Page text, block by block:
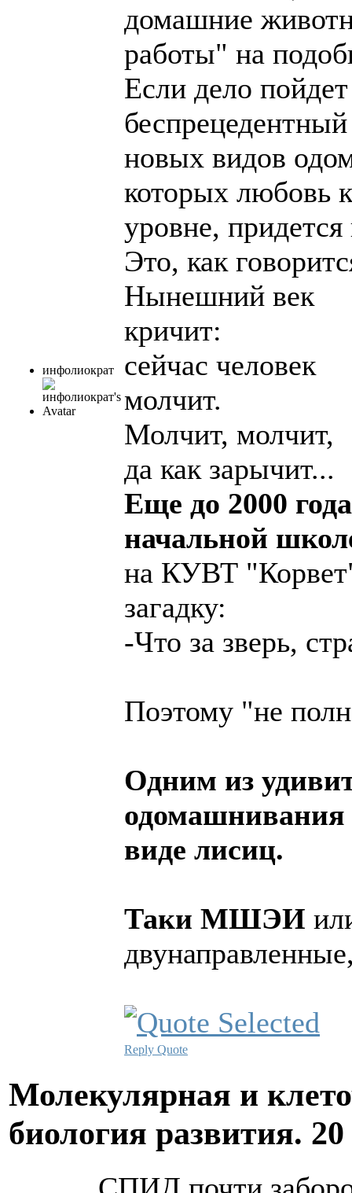
инфолиократ
домашние
работы" на
Если дело
новых видов
которых любовь
уровне, придется
Это, как
Нынешний век
кричит:
сейчас человек
молчит.
Молчит, молчит,
да как зарычит...
Еще до 2000
начальной
на КУВТ
загадку:
-Что за зверь,
Поэтому "не
Одним из
одомашнивания
виде лисиц.
Таки МШЭИ
Reply Quote
Молекулярная и
биология развития.